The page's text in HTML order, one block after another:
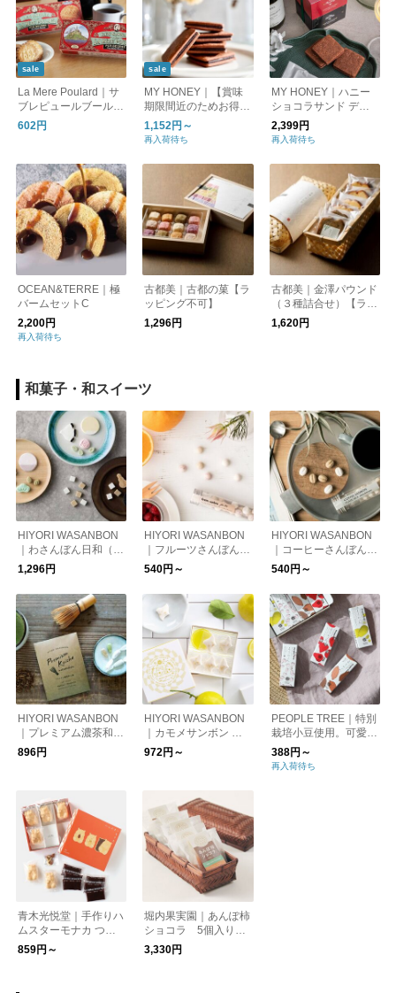
sale
La Mere Poulard｜サ
ブレピュールブール 1
6枚入/サブレ フランス
602円
sale
MY HONEY｜【賞味
期限間近のためお得に
お届け】罪悪感のない
クッキー。砂糖不使
罪悪感のないショコラ
サンド"LEAP"「リー
プ」。 マイハニー kur
ashisha
1,152円～
再入荷待ち
MY HONEY｜ハニー
ショコラサンド デュ
オ
2,399円
再入荷待ち
OCEAN&TERRE｜極
バームセットC
2,200円
再入荷待ち
古都美｜古都の菓【ラ
ッピング不可】
1,296円
古都美｜金澤パウンド
（３種詰合せ）【ラッ
ピング不可】
1,620円
和菓子・和スイーツ
HIYORI WASANBON
｜わさんぼん日和（3
つ入り）
1,296円
HIYORI WASANBON
｜フルーツさんぼん・
クラフトティー
540円～
HIYORI WASANBON
｜コーヒーさんぼん・
ドリップバッグ
540円～
HIYORI WASANBON
｜プレミアム濃茶和三
盆
896円
HIYORI WASANBON
｜カモメサンボン 豊
島レモンの和三盆
972円～
PEOPLE TREE｜特別
栽培小豆使用。可愛い
パッケージの羊羹。フ
ェアートレード。
388円～
再入荷待ち
青木光悦堂｜手作りハ
ムスターモナカ つぶ
餡 2個入り・6個入り
859円～
堀内果実園｜あんぽ柿
ショコラ 5個入りギ
フト
3,330円